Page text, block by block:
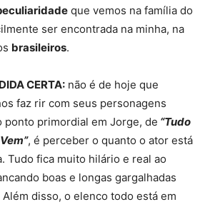
que vemos na família do
ser encontrada na minha, na
brasileiros.
CERTA: não é de hoje que
faz rir com seus personagens
ponto primordial em Jorge, de “Tudo
, é perceber o quanto o ator está
Tudo fica muito hilário e real ao
boas e longas gargalhadas
disso, o elenco todo está em